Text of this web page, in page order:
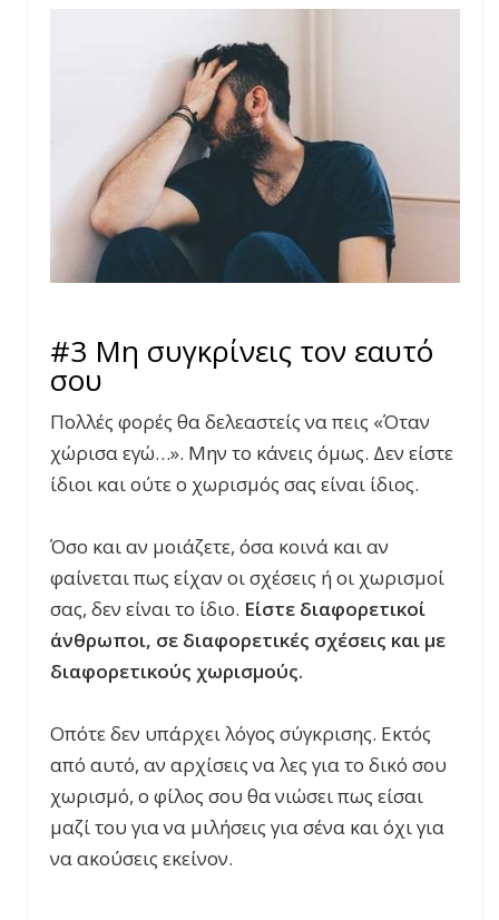
#3 Μη συγκρίνεις τον εαυτό
σου
Πολλές φορές θα δελεαστείς να πεις «Όταν
χώρισα εγώ…». Μην το κάνεις όμως. Δεν είστε
ίδιοι και ούτε ο χωρισμός σας είναι ίδιος.
Όσο και αν μοιάζετε, όσα κοινά και αν
φαίνεται πως είχαν οι σχέσεις ή οι χωρισμοί
σας, δεν είναι το ίδιο. Είστε διαφορετικοί
άνθρωποι, σε διαφορετικές σχέσεις και με
διαφορετικούς χωρισμούς.
Οπότε δεν υπάρχει λόγος σύγκρισης. Εκτός
από αυτό, αν αρχίσεις να λες για το δικό σου
χωρισμό, ο φίλος σου θα νιώσει πως είσαι
μαζί του για να μιλήσεις για σένα και όχι για
να ακούσεις εκείνον.